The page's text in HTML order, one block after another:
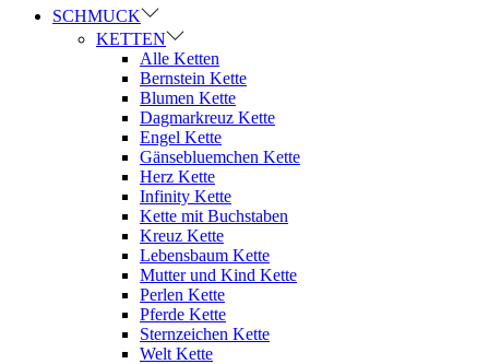
SCHMUCK
KETTEN
Alle Ketten
Bernstein Kette
Blumen Kette
Dagmarkreuz Kette
Engel Kette
Gänsebluemchen Kette
Herz Kette
Infinity Kette
Kette mit Buchstaben
Kreuz Kette
Lebensbaum Kette
Mutter und Kind Kette
Perlen Kette
Pferde Kette
Sternzeichen Kette
Welt Kette